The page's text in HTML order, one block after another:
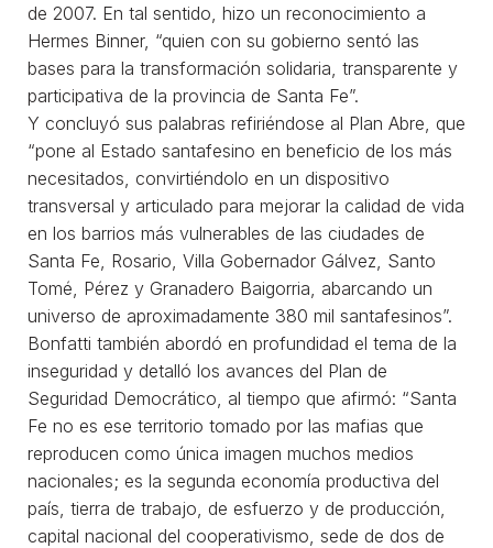
de 2007. En tal sentido, hizo un reconocimiento a
Hermes Binner, “quien con su gobierno sentó las
bases para la transformación solidaria, transparente y
participativa de la provincia de Santa Fe”.
Y concluyó sus palabras refiriéndose al Plan Abre, que
“pone al Estado santafesino en beneficio de los más
necesitados, convirtiéndolo en un dispositivo
transversal y articulado para mejorar la calidad de vida
en los barrios más vulnerables de las ciudades de
Santa Fe, Rosario, Villa Gobernador Gálvez, Santo
Tomé, Pérez y Granadero Baigorria, abarcando un
universo de aproximadamente 380 mil santafesinos”.
Bonfatti también abordó en profundidad el tema de la
inseguridad y detalló los avances del Plan de
Seguridad Democrático, al tiempo que afirmó: “Santa
Fe no es ese territorio tomado por las mafias que
reproducen como única imagen muchos medios
nacionales; es la segunda economía productiva del
país, tierra de trabajo, de esfuerzo y de producción,
capital nacional del cooperativismo, sede de dos de